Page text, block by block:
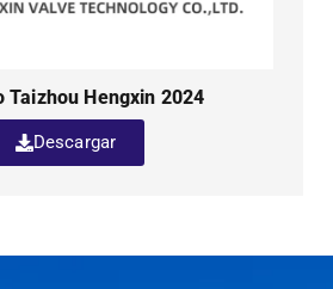
Taizhou Hengxin 2024
Descargar